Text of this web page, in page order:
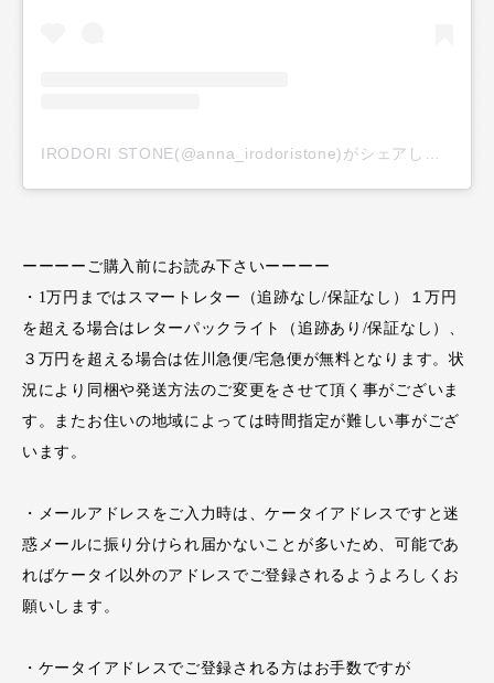
ーーーーご購入前にお読み下さいーーーー
・1万円まではスマートレター（追跡なし/保証なし）１万円
を超える場合はレターパックライト（追跡あり/保証なし）、
３万円を超える場合は佐川急便/宅急便が無料となります。状
況により同梱や発送方法のご変更をさせて頂く事がございま
す。またお住いの地域によっては時間指定が難しい事がござ
います。
・メールアドレスをご入力時は、ケータイアドレスですと迷
惑メールに振り分けられ届かないことが多いため、可能であ
ればケータイ以外のアドレスでご登録されるようよろしくお
願いします。
・ケータイアドレスでご登録される方はお手数ですが